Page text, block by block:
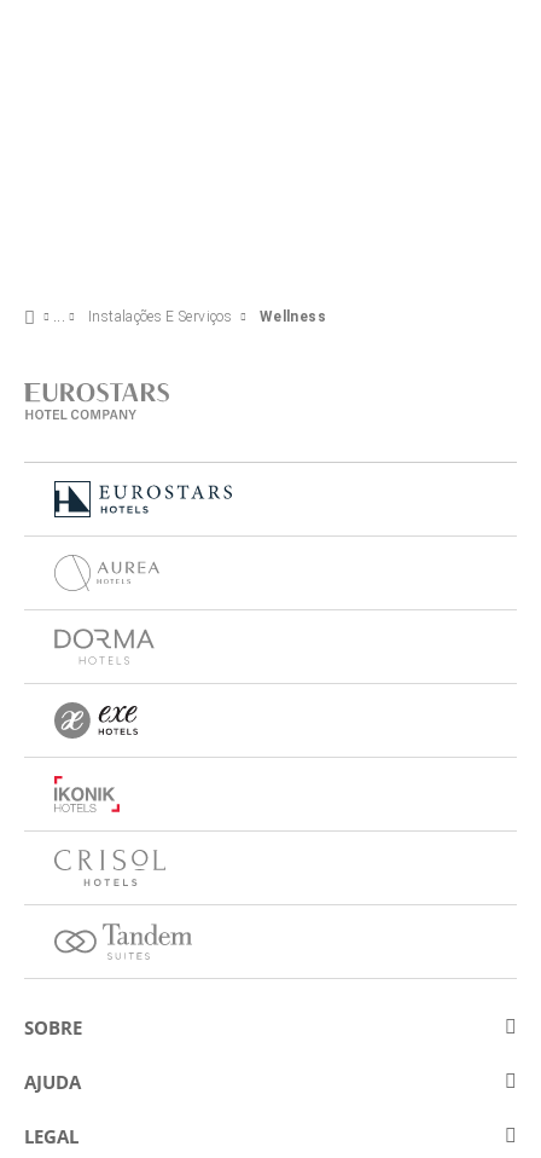
Instalações E Serviços Wellness
SOBRE
Sobre a Eurostars Hotel Company
Concursos
AJUDA
Contactar
LEGAL